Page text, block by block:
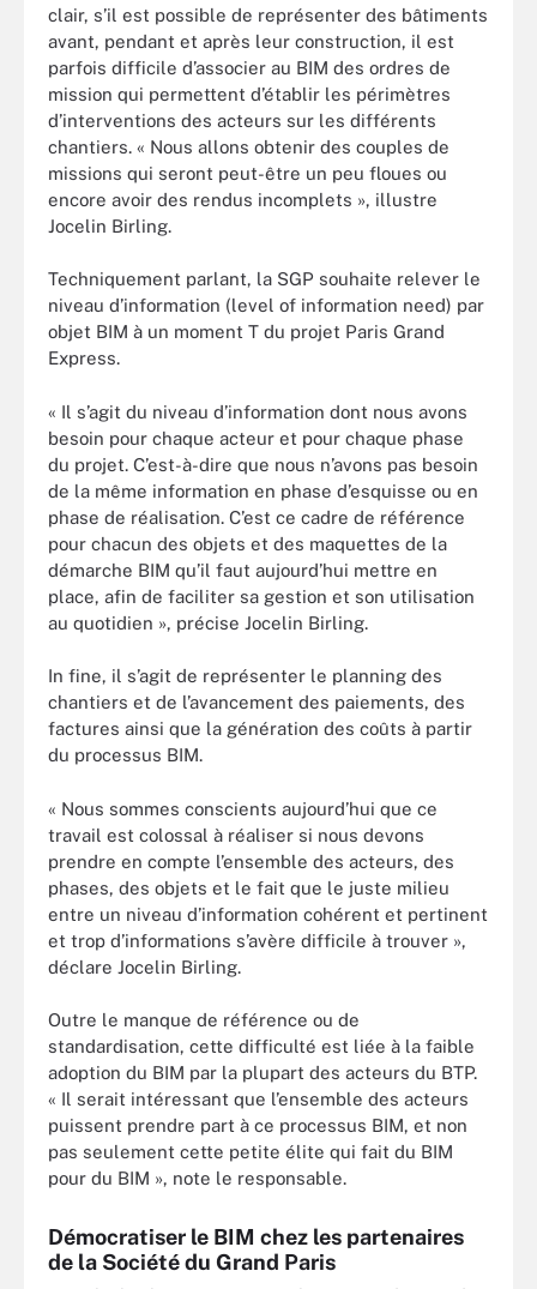
clair, s’il est possible de représenter des bâtiments
avant, pendant et après leur construction, il est
parfois difficile d’associer au BIM des ordres de
mission qui permettent d’établir les périmètres
d’interventions des acteurs sur les différents
chantiers. « Nous allons obtenir des couples de
missions qui seront peut-être un peu floues ou
encore avoir des rendus incomplets », illustre
Jocelin Birling.
Techniquement parlant, la SGP souhaite relever le
niveau d’information (level of information need) par
objet BIM à un moment T du projet Paris Grand
Express.
« Il s’agit du niveau d’information dont nous avons
besoin pour chaque acteur et pour chaque phase
du projet. C’est-à-dire que nous n’avons pas besoin
de la même information en phase d’esquisse ou en
phase de réalisation. C’est ce cadre de référence
pour chacun des objets et des maquettes de la
démarche BIM qu’il faut aujourd’hui mettre en
place, afin de faciliter sa gestion et son utilisation
au quotidien », précise Jocelin Birling.
In fine, il s’agit de représenter le planning des
chantiers et de l’avancement des paiements, des
factures ainsi que la génération des coûts à partir
du processus BIM.
« Nous sommes conscients aujourd’hui que ce
travail est colossal à réaliser si nous devons
prendre en compte l’ensemble des acteurs, des
phases, des objets et le fait que le juste milieu
entre un niveau d’information cohérent et pertinent
et trop d’informations s’avère difficile à trouver »,
déclare Jocelin Birling.
Outre le manque de référence ou de
standardisation, cette difficulté est liée à la faible
adoption du BIM par la plupart des acteurs du BTP.
« Il serait intéressant que l’ensemble des acteurs
puissent prendre part à ce processus BIM, et non
pas seulement cette petite élite qui fait du BIM
pour du BIM », note le responsable.
Démocratiser le BIM chez les partenaires
de la Société du Grand Paris